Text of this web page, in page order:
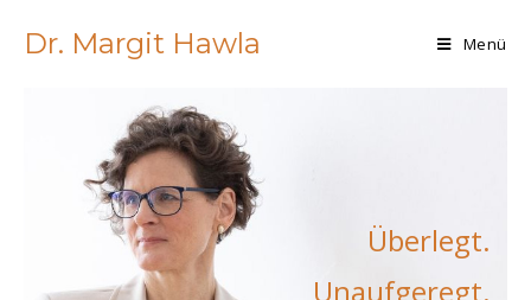
InhaltDr. Margit Hawla Menü
Überlegt.
Unaufgeregt.